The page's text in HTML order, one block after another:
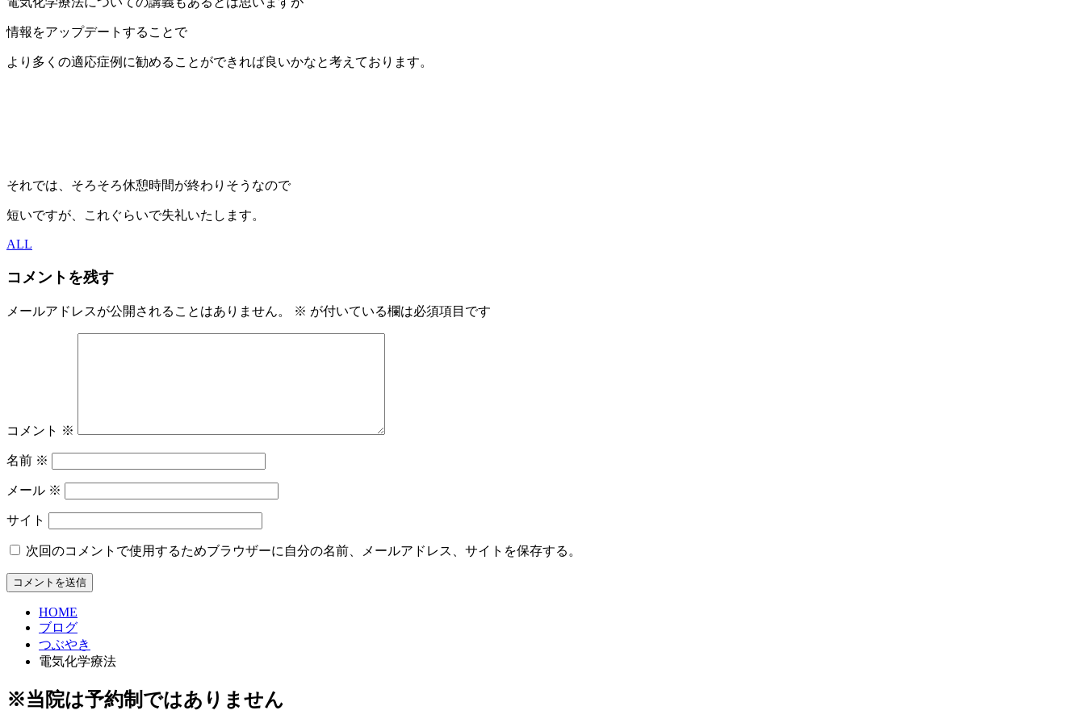
情報をアップデートすることで
より多くの適応症例に勧めることができれば良いかなと考えております。
それでは、そろそろ休憩時間が終わりそうなので
短いですが、これぐらいで失礼いたします。
ALL
コメントを残す
メールアドレスが公開されることはありません。 ※ が付いている欄は必須項目です
コメント ※
名前 ※
メール ※
サイト
次回のコメントで使用するためブラウザーに自分の名前、メールアドレス、サイトを保存する。
HOME
ブログ
つぶやき
電気化学療法
※当院は予約制ではありません